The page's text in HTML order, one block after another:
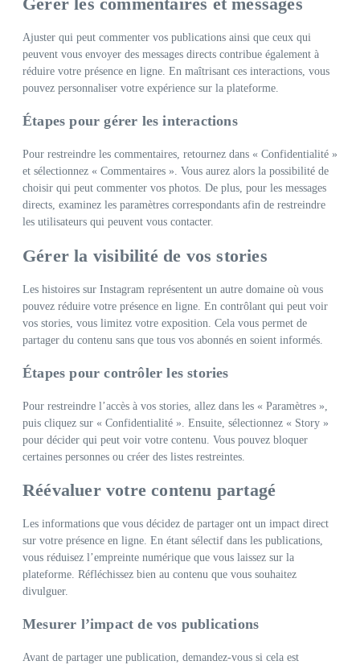
Ajuster qui peut commenter vos publications ainsi que ceux qui
peuvent vous envoyer des messages directs contribue également à
réduire votre présence en ligne. En maîtrisant ces interactions, vous
pouvez personnaliser votre expérience sur la plateforme.
Étapes pour gérer les interactions
Pour restreindre les commentaires, retournez dans « Confidentialité »
et sélectionnez « Commentaires ». Vous aurez alors la possibilité de
choisir qui peut commenter vos photos. De plus, pour les messages
directs, examinez les paramètres correspondants afin de restreindre
les utilisateurs qui peuvent vous contacter.
Gérer la visibilité de vos stories
Les histoires sur Instagram représentent un autre domaine où vous
pouvez réduire votre présence en ligne. En contrôlant qui peut voir
vos stories, vous limitez votre exposition. Cela vous permet de
partager du contenu sans que tous vos abonnés en soient informés.
Étapes pour contrôler les stories
Pour restreindre l’accès à vos stories, allez dans les « Paramètres »,
puis cliquez sur « Confidentialité ». Ensuite, sélectionnez « Story »
pour décider qui peut voir votre contenu. Vous pouvez bloquer
certaines personnes ou créer des listes restreintes.
Réévaluer votre contenu partagé
Les informations que vous décidez de partager ont un impact direct
sur votre présence en ligne. En étant sélectif dans les publications,
vous réduisez l’empreinte numérique que vous laissez sur la
plateforme. Réfléchissez bien au contenu que vous souhaitez
divulguer.
Mesurer l’impact de vos publications
Avant de partager une publication, demandez-vous si cela est